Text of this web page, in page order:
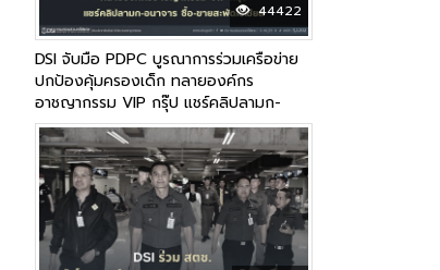
44422
DSI จับมือ PDPC บูรณาการร่วมเครือข่าย
ปกป้องคุ้มครองเด็ก ทลายองค์กร
อาชญากรรม VIP กรุ๊ป แชร์คลิปลามก-
อนาจาร ซื้อ-ขายสะพัดโซเชียล